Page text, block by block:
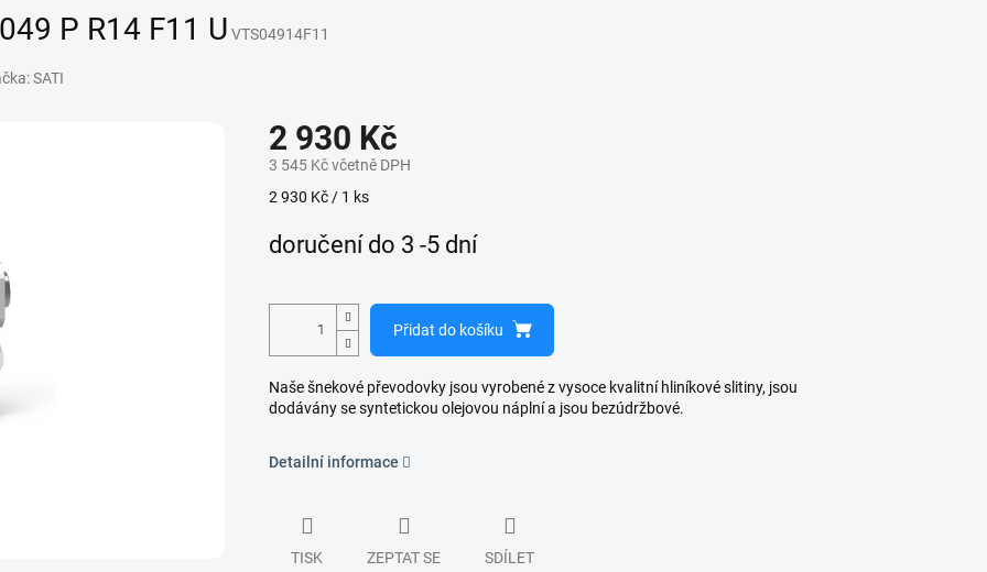
P R14 F11 U VTS04914F11
SATI
2 930 Kč
3 545 Kč včetně DPH
Měrná
2 930 Kč / 1 ks
doručení do 3 -5 dní
Přidat do košíku
Naše šnekové převodovky jsou vyrobené z vysoce kvalitní hliníkové slitiny, jsou
dodávány se syntetickou olejovou náplní a jsou bezúdržbové.
Detailní informace
TISK ZEPTAT SE SDÍLET